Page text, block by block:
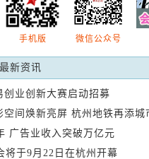
手机版 微信公众号
新资讯
创业创新大赛启动招募
空间焕新亮屏 杭州地铁再添城
广告业收入突破万亿元
将于9月22日在杭州开幕